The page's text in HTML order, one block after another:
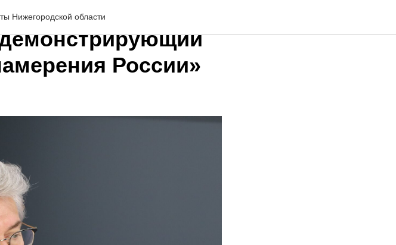
Нижегородской области
для беженцев
России»